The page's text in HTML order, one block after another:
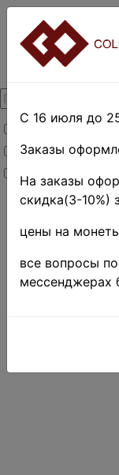
Товары со
Товары в
Новинки
С 16 июля до
Заказы
На заказы
скидка(3-10%)
цены на
все вопросы
мессенджерах